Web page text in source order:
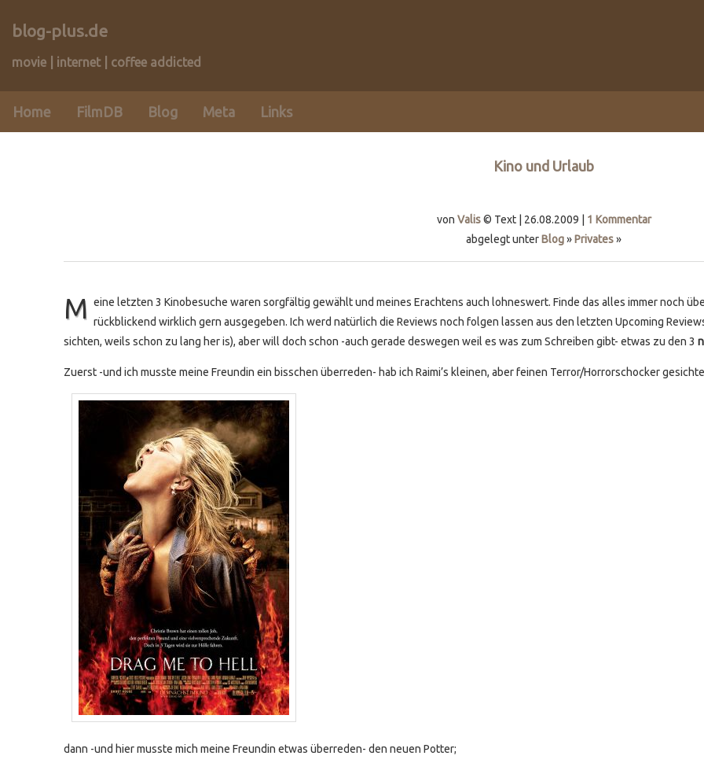
blog-plus.de
movie | internet | coffee addicted
Home FilmDB Blog Meta Links
Kino und Urlaub
von Valis© Text | 26.08.2009 | 1 Kommentar
abgelegt unterBlog»Privates»
M eine letzten 3 Kinobesuche waren sorgfältig gewählt und meines Erachtens auch lohneswert. Finde das alles immer noch
rückblickend wirklich gern ausgegeben. Ich werd natürlich die Reviews noch folgen lassen aus den letzten Upcoming
sichten, weils schon zu lang her is), aber will doch schon -auch gerade deswegen weil es was zum Schreiben gibt- etwas zu den 3
Zuerst -und ich musste meine Freundin ein bisschen überreden- hab ich Raimi’s kleinen, aber feinen Terror/Horrorschocker
dann -und hier musste mich meine Freundin etwas überreden- den neuen Potter;